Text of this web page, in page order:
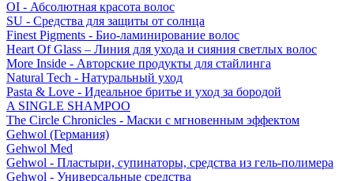
OI - Абсолютная красота волос
SU - Средства для защиты от солнца
Finest Pigments - Био-ламинирование волос
Heart Of Glass – Линия для ухода и сияния светлых волос
More Inside - Авторские продукты для стайлинга
Natural Tech - Натуральный уход
Pasta & Love - Идеальное бритье и уход за бородой
A SINGLE SHAMPOO
The Circle Chronicles - Маски с мгновенным эффектом
Gehwol (Германия)
Gehwol Med
Gehwol - Пластыри, супинаторы, средства из гель-полимера
Gehwol - Универсальные средства